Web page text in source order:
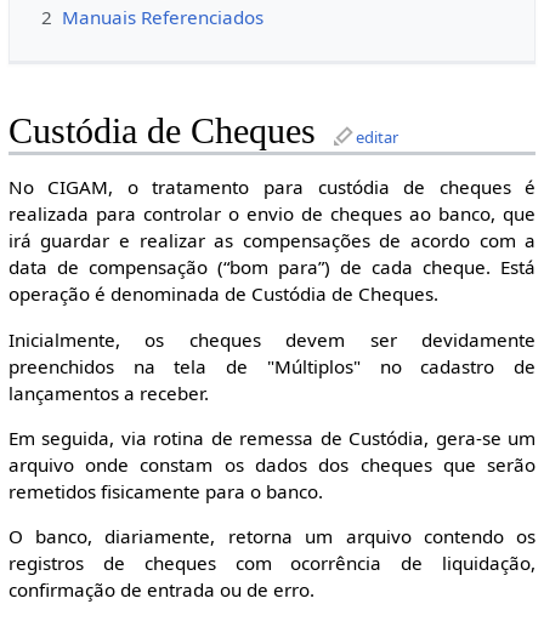
2 Manuais Referenciados
Custódia de Cheques editar
No CIGAM, o tratamento para custódia de cheques é
realizada para controlar o envio de cheques ao banco, que
irá guardar e realizar as compensações de acordo com a
data de compensação (“bom para”) de cada cheque. Está
operação é denominada de Custódia de Cheques.
Inicialmente, os cheques devem ser devidamente
preenchidos na tela de "Múltiplos" no cadastro de
lançamentos a receber.
Em seguida, via rotina de remessa de Custódia, gera-se um
arquivo onde constam os dados dos cheques que serão
remetidos fisicamente para o banco.
O banco, diariamente, retorna um arquivo contendo os
registros de cheques com ocorrência de liquidação,
confirmação de entrada ou de erro.